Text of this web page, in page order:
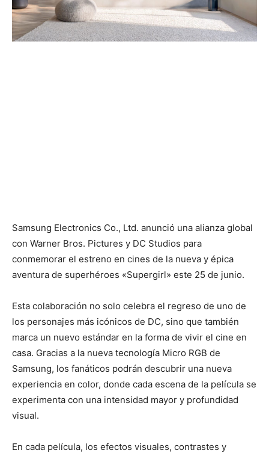
Samsung Electronics Co., Ltd. anunció una alianza global
con Warner Bros. Pictures y DC Studios para
conmemorar el estreno en cines de la nueva y épica
aventura de superhéroes «Supergirl» este 25 de junio.
Esta colaboración no solo celebra el regreso de uno de
los personajes más icónicos de DC, sino que también
marca un nuevo estándar en la forma de vivir el cine en
casa. Gracias a la nueva tecnología Micro RGB de
Samsung, los fanáticos podrán descubrir una nueva
experiencia en color, donde cada escena de la película se
experimenta con una intensidad mayor y profundidad
visual.
En cada película, los efectos visuales, contrastes y